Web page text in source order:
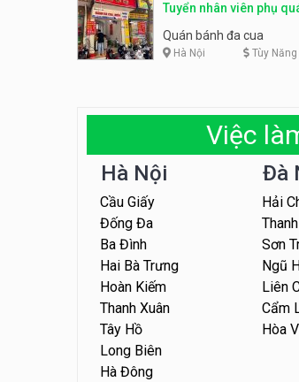
Tuyển nhân viên phụ
Quán bánh đa cua
Hà Nội Tùy
Việc
Hà Nội
Cầu Giấy
Đống Đa
Ba Đình
Hai Bà Trưng
Hoàn Kiếm
Thanh Xuân
Tây Hồ
Long Biên
Hà Đông
Đà
Hải
Sơn
Ngũ
Liên
Cẩm
Hòa